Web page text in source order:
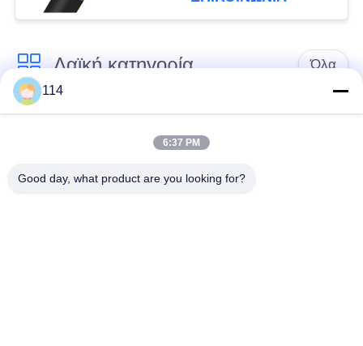
Λαϊκή κατηγορία Όλα
Xlpe με μόνωση
Μόνωση από PVC
καλωδίου
μεταλλικά μονωμένα
θωρακισμένο
114
6:37 PM
Good day, what product are you looking for?